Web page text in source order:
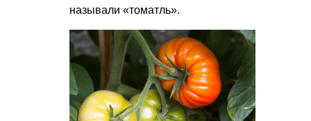
называли «томатль».